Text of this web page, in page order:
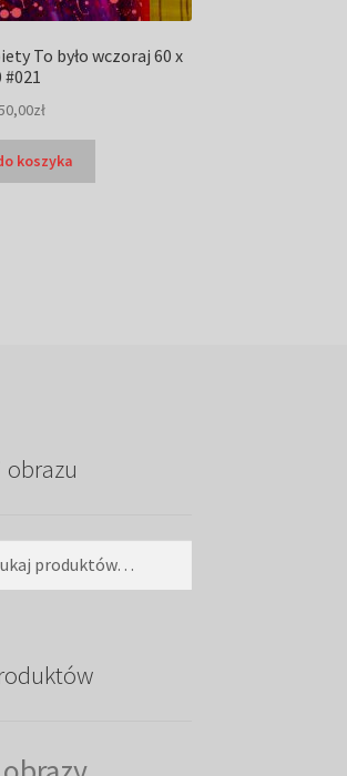
To było wczoraj 60 x
#021
zł
koszyka
obrazu